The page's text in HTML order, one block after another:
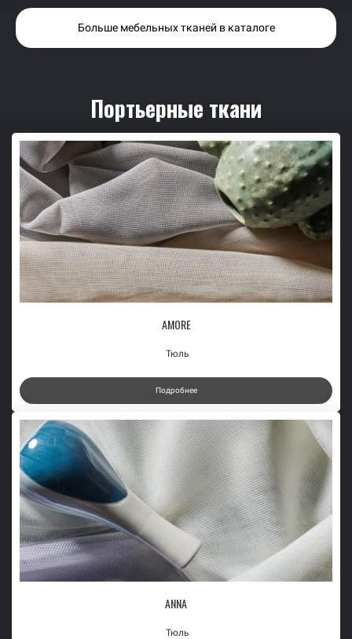
Больше мебельных тканей в каталоге
Портьерные ткани
AMORE
Тюль
Подробнее
ANNA
Тюль